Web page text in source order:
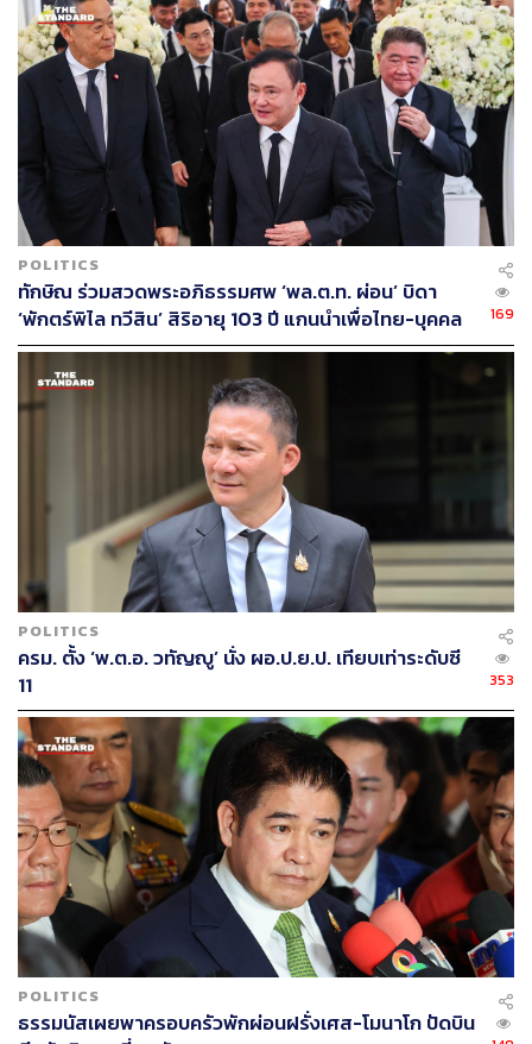
การเลือกตั้ง
ชยิกา วงศ์นภาจันทร์
การจัดตั้งพรรคการเมือง
ปรีชาพล พงษ์พานิช
143
ABOUT THE AUTHOR
ธนกร วงษ์ปัญญา
บรรณาธิการข่าว THE STANDARD
POLITICS
ทักษิณ ร่วมสวดพระอภิธรรมศพ ‘พล.ต.ท. ผ่อน’ บิดา
‘พักตร์พิไล ทวีสิน’ สิริอายุ 103 ปี แกนนำเพื่อไทย-บุคคล
หลากวงการร่วมอาลัย
169
POLITICS
ครม. ตั้ง ‘พ.ต.อ. วทัญญู’ นั่ง ผอ.ป.ย.ป. เทียบเท่าระดับซี
11
353
POLITICS
ธรรมนัสเผยพาครอบครัวพักผ่อนฝรั่งเศส-โมนาโก ปัดบิน